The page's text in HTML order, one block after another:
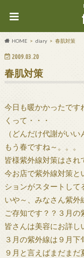
HOME diary 春肌対策
2009.03.20
春肌対策
今日も暖かかったで
くって・・・
（どんだけ代謝がいい
もう春ですね～。。。
皆様紫外線対策はされ
今お店で紫外線対策と
ションがスタートして
いや～、みなさん紫外
ご存知です？？３月の
皆さんは美容にお詳し
３月の紫外線は９月下
９月と言えばまだまだ